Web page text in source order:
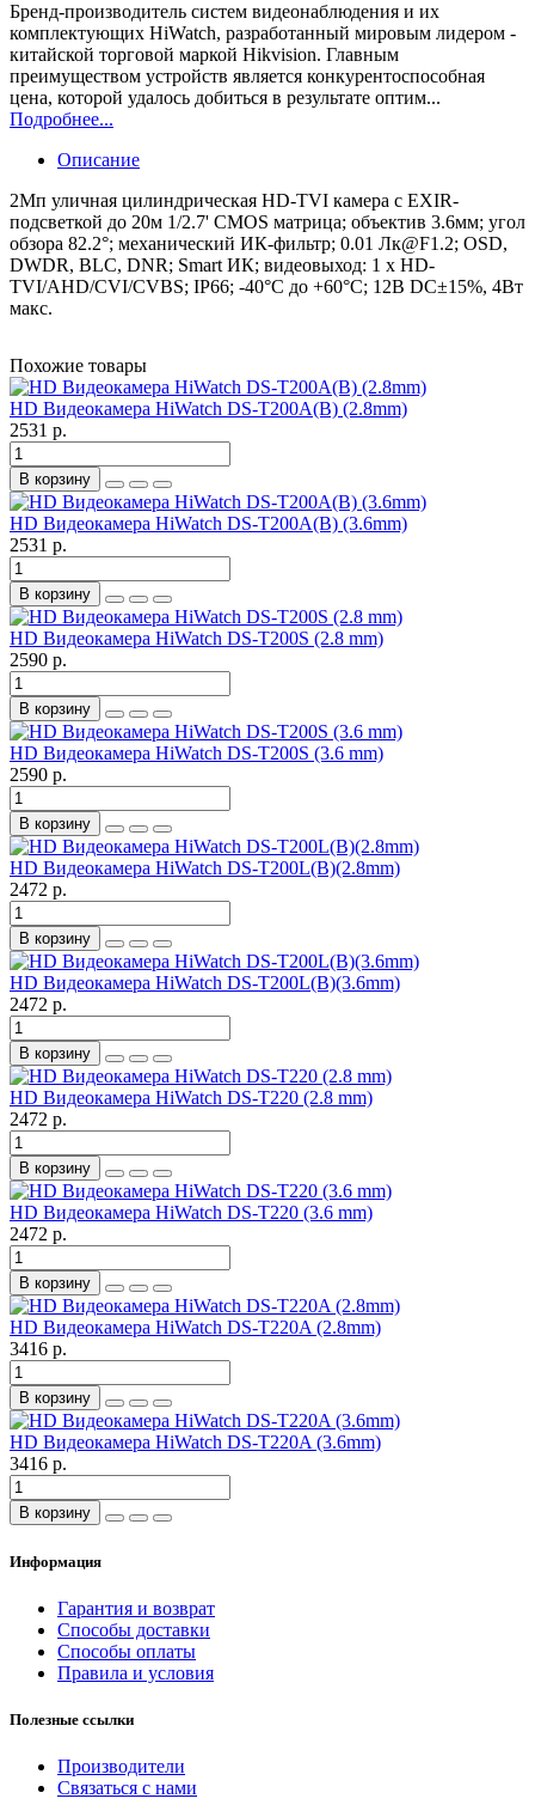
Бренд-производитель систем видеонаблюдения и их
комплектующих HiWatch, разработанный мировым лидером -
китайской торговой маркой Hikvision. Главным
преимуществом устройств является конкурентоспособная
цена, которой удалось добиться в результате оптим...
Подробнее...
Описание
2Мп уличная цилиндрическая HD-TVI камера с EXIR-
подсветкой до 20м 1/2.7' CMOS матрица; объектив 3.6мм; угол
обзора 82.2°; механический ИК-фильтр; 0.01 Лк@F1.2; OSD,
DWDR, BLC, DNR; Smart ИК; видеовыход: 1 х HD-
TVI/AHD/CVI/CVBS; IP66; -40°С до +60°С; 12В DC±15%, 4Вт
макс.
Похожие товары
HD Видеокамера HiWatch DS-T200A(B) (2.8mm)
2531 р.
В корзину
HD Видеокамера HiWatch DS-T200A(B) (3.6mm)
2531 р.
В корзину
HD Видеокамера HiWatch DS-T200S (2.8 mm)
2590 р.
В корзину
HD Видеокамера HiWatch DS-T200S (3.6 mm)
2590 р.
В корзину
HD Видеокамера HiWatch DS-T200L(B)(2.8mm)
2472 р.
В корзину
HD Видеокамера HiWatch DS-T200L(B)(3.6mm)
2472 р.
В корзину
HD Видеокамера HiWatch DS-T220 (2.8 mm)
2472 р.
В корзину
HD Видеокамера HiWatch DS-T220 (3.6 mm)
2472 р.
В корзину
HD Видеокамера HiWatch DS-T220A (2.8mm)
3416 р.
В корзину
HD Видеокамера HiWatch DS-T220A (3.6mm)
3416 р.
В корзину
Информация
Гарантия и возврат
Способы доставки
Способы оплаты
Правила и условия
Полезные ссылки
Производители
Связаться с нами